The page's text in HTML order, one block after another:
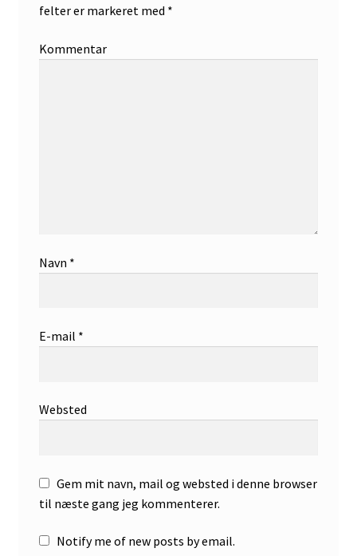
felter er markeret med *
Kommentar
Navn *
E-mail *
Websted
Gem mit navn, mail og websted i denne browser
til næste gang jeg kommenterer.
Notify me of new posts by email.